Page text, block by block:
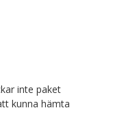
inte paket
kunna hämta